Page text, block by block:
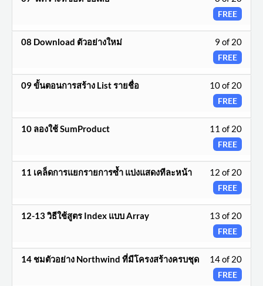
เรียน.
ราย
ชื่อ
เรียน.
ราย
ชื่อ
เรียน.
FREE 8
20
ราย
ชื่อ
เรียน.
9 of 20
FREE
08 Download ตัวอย่างใหม่
9
20
ราย
ชื่อ
เรียน.
10 of 20
FREE
09 ขั้นตอนการสร้าง List รายชื่อ
10
20
ราย
ชื่อ
เรียน.
11 of 20
FREE
10 ลองใช้ SumProduct
11
20
ราย
ชื่อ
เรียน.
12 of 20
FREE
11 เคล็ดการแยกรายการซ้ำ แบ่งแสดงทีละหน้า
12
20
ราย
ชื่อ
13 of 20
FREE
12-13 วิธีใช้สูตร Index แบบ Array
13
20
14 of 20
FREE
14 ชมตัวอย่าง Northwind ที่มีโครงสร้างครบชุด
14